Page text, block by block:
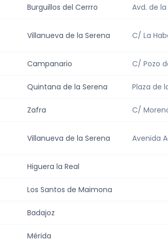
Burguillos del Cerrro Avd. de
Villanueva de la Serena C/ La
Campanario C/ Pozo
Quintana de la Serena Plaza de
Zafra C/
Villanueva de la Serena Avenida
Higuera la Real
Los Santos de Maimona
Badajoz
Mérida